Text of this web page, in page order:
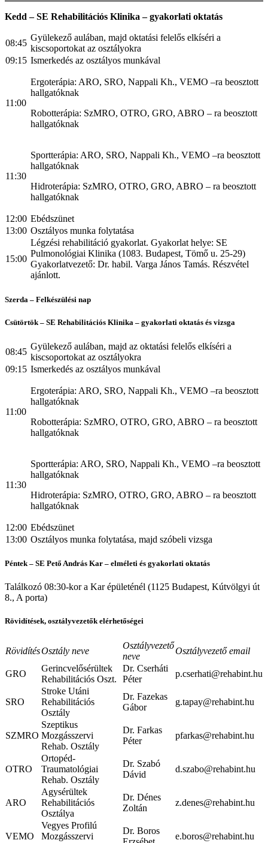
Kedd – SE Rehabilitációs Klinika – gyakorlati oktatás
08:45
Gyülekező aulában, majd oktatási felelős elkíséri a
kiscsoportokat az osztályokra
09:15 Ismerkedés az osztályos munkával
11:00
Ergoterápia: ARO, SRO, Nappali Kh., VEMO –ra beosztott
hallgatóknak
Robotterápia: SzMRO, OTRO, GRO, ABRO – ra beosztott
hallgatóknak
11:30
Sportterápia: ARO, SRO, Nappali Kh., VEMO –ra beosztott
hallgatóknak
Hidroterápia: SzMRO, OTRO, GRO, ABRO – ra beosztott
hallgatóknak
12:00 Ebédszünet
13:00 Osztályos munka folytatása
15:00
Légzési rehabilitáció gyakorlat. Gyakorlat helye: SE
Pulmonológiai Klinika (1083. Budapest, Tömő u. 25-29)
Gyakorlatvezető: Dr. habil. Varga János Tamás. Részvétel
ajánlott.
Szerda – Felkészülési nap
Csütörtök – SE Rehabilitációs Klinika – gyakorlati oktatás és vizsga
08:45
Gyülekező aulában, majd az oktatási felelős elkíséri a
kiscsoportokat az osztályokra
09:15 Ismerkedés az osztályos munkával
11:00
Ergoterápia: ARO, SRO, Nappali Kh., VEMO –ra beosztott
hallgatóknak
Robotterápia: SzMRO, OTRO, GRO, ABRO – ra beosztott
hallgatóknak
11:30
Sportterápia: ARO, SRO, Nappali Kh., VEMO –ra beosztott
hallgatóknak
Hidroterápia: SzMRO, OTRO, GRO, ABRO – ra beosztott
hallgatóknak
12:00 Ebédszünet
13:00 Osztályos munka folytatása, majd szóbeli vizsga
Péntek – SE Pető András Kar – elméleti és gyakorlati oktatás
Találkozó 08:30-kor a Kar épületénél (1125 Budapest, Kútvölgyi út
8., A porta)
Rövidítések, osztályvezetők elérhetőségei
RövidítésOsztály neve
Osztályvezető
neve
Osztályvezető email
GRO
Gerincvelősérültek
Rehabilitációs Oszt.
Dr. Cserháti
Péter
p.cserhati@rehabint.hu
SRO
Stroke Utáni
Rehabilitációs
Osztály
Dr. Fazekas
Gábor
g.tapay@rehabint.hu
SZMRO
Szeptikus
Mozgásszervi
Rehab. Osztály
Dr. Farkas
Péter
pfarkas@rehabint.hu
OTRO
Ortopéd-
Traumatológiai
Rehab. Osztály
Dr. Szabó
Dávid
d.szabo@rehabint.hu
ARO
Agysérültek
Rehabilitációs
Osztálya
Dr. Dénes
Zoltán
z.denes@rehabint.hu
VEMO
Vegyes Profilú
Mozgásszervi
Dr. Boros
e.boros@rehabint.hu